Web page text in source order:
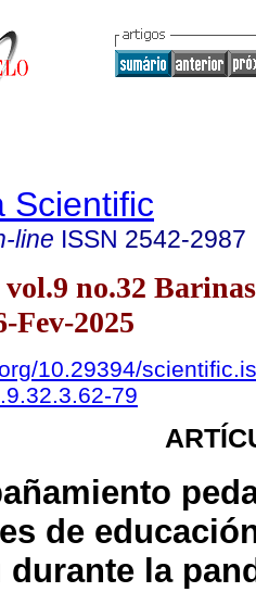
Scientific
line ISSN 2542-2987
vol.9 no.32
Fev-2025
10.29394/
79
de
durante la